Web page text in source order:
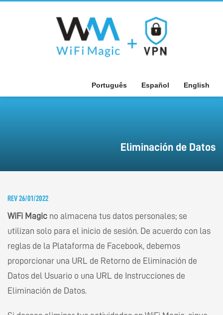
Português Español English
Eliminación de Datos
REV 26/01/2022
WiFi Magic no almacena tus datos personales; se
utilizan solo para el inicio de sesión. De acuerdo con las
reglas de la Plataforma de Facebook, debemos
proporcionar una URL de Retorno de Eliminación de
Datos del Usuario o una URL de Instrucciones de
Eliminación de Datos.